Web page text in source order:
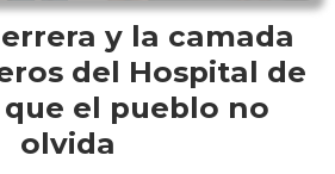
y la camada
del Hospital de
el pueblo no
olvida